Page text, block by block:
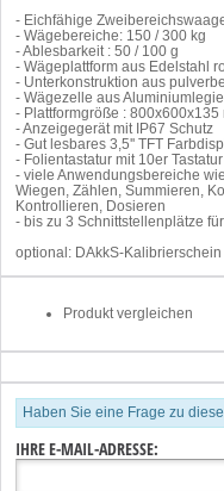
- Eichfähige
- Wägebereiche: 150 / 300 kg
- Ablesbarkeit : 50 / 100 g
- Wägeplattform aus Edelstahl
- Unterkonstruktion aus
- Wägezelle aus
- Plattformgröße : 800x600x135
- Anzeigegerät mit IP67 Schutz
- Gut lesbares 3,5'' TFT
- Folientastatur mit 10er
- viele Anwendungsbereiche
Wiegen, Zählen, Summieren,
Kontrollieren, Dosieren
- bis zu 3 Schnittstellenplätze
optional: DAkkS-Kalibrierschein
Produkt vergleichen
Haben Sie eine Frage zu
IHRE E-MAIL-ADRESSE: